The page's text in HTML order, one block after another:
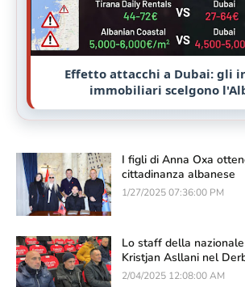
Effetto attacchi a Dubai: gli
immobiliari scelgono
I figli di Anna Oxa
cittadinanza albanese
1/27/2025 07:36:00 PM
Lo staff della
Kristjan Asllani nel
2/04/2025 12:08:00 AM